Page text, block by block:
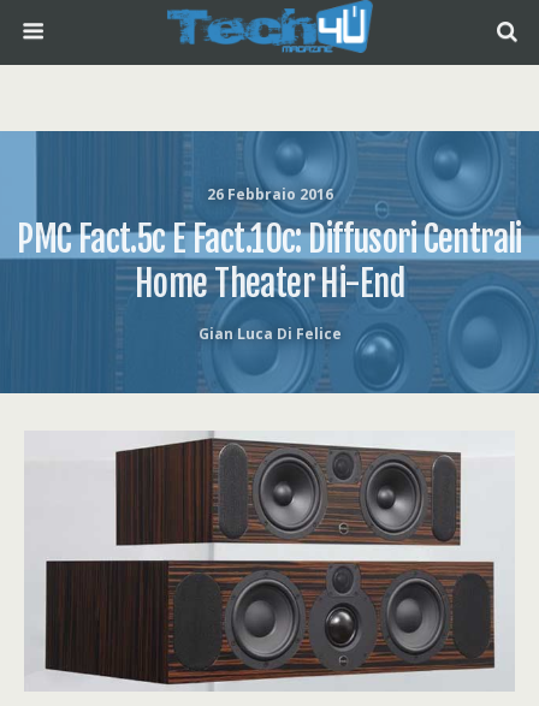
26 Febbraio 2016
PMC Fact.5c E Fact.10c: Diffusori Centrali
Home Theater Hi-End
Gian Luca Di Felice